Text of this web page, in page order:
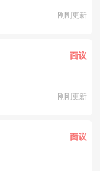
刚刚更新
面议
刚刚更新
面议